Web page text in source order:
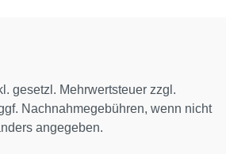
gesetzl. Mehrwertsteuer zzgl.
Nachnahmegebühren, wenn nicht
angegeben.